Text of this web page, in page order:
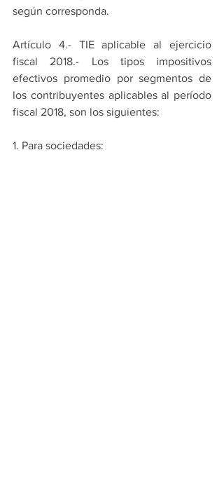
según corresponda.
Artículo 4.- TIE aplicable al ejercicio
fiscal 2018.- Los tipos impositivos
efectivos promedio por segmentos de
los contribuyentes aplicables al período
fiscal 2018, son los siguientes:
1. Para sociedades: